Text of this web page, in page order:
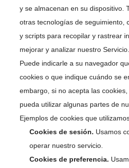
y se almacenan en su dispositivo.
otras tecnologías de seguimiento,
y scripts para recopilar y rastrear
mejorar y analizar nuestro Servicio.
Puede indicarle a su navegador
cookies o que indique cuándo se
embargo, si no acepta las
pueda utilizar algunas partes de
Ejemplos de cookies que
Cookies de sesión. Usamos
operar nuestro servicio.
Cookies de preferencia.